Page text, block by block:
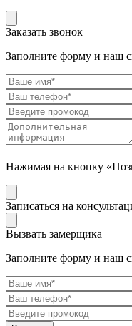
Заказать звонок
Заполните форму и наш
Нажимая на кнопку
Записаться на
Вызвать замерщика
Заполните форму и наш